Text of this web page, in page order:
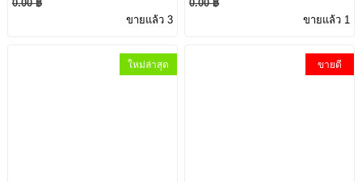
85 00
0.00 ฿
ขายแล้ว 3
03 00
0.00 ฿
ขายแล้ว 1
ใหม่ล่าสุด ขายดี